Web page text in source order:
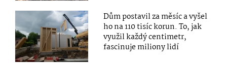
Dům postavil za měsíc a vyšel
ho na 110 tisíc korun. To, jak
využil každý centimetr,
fascinuje miliony lidí